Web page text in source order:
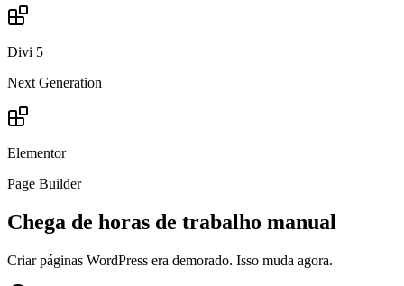
Divi 5
Next Generation
Elementor
Page Builder
Chega de horas de trabalho manual
Criar páginas WordPress era demorado. Isso muda agora.